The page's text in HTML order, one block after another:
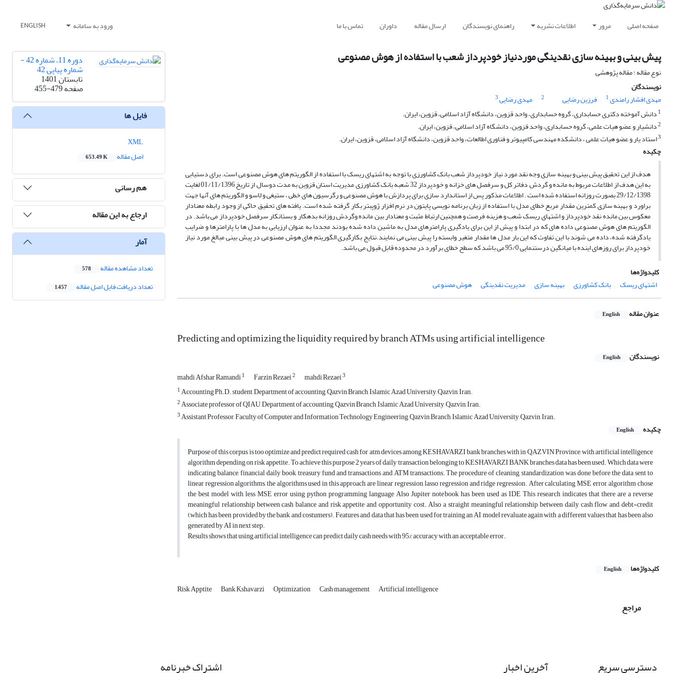
صفحه اصلی مرور اطلاعات نشریه راهنمای نویسندگان ارسال مقاله داوران تماس با ما ورود به سامانه ENGLISH
پیش بینی و بهینه سازی نقدینگی موردنیاز خودپرداز شعب با استفاده از هوش مصنوعی
نوع مقاله : مقاله پژوهشی
نویسندگان
مهدی افشار رامندی1 فرزین رضایی 2 مهدی رضایی3
1 دانش آموخته دکتری حسابداری، گروه حسابداری، واحد قزوین، دانشگاه آزاد اسلامی، قزوین، ایران.
2دانشیار و عضو هیات علمی، گروه حسابداری، واحد قزوین، دانشگاه آزاد اسلامی، قزوین، ایران.
3استاد یار و عضو هیات علمی ، دانشکده مهندسی کامپیوتر و فناوری اطالعات، واحد قزوین، دانشگاه آزاد اسلامی، قزوین، ایران.
چکیده
هدف از این تحقیق پیش بینی و بهینه سازی وجه نقد مورد نیاز خودپرداز شعب بانک کشاورزی با توجه به اشتهای ریسک با استفاده از الگوریتم های هوش مصنوعی است. برای دستیابی
به این هدف از اطلاعات مربوط به مانده و گردش دفاتر کل و سرفصل های خزانه و خودپرداز 32 شعبه بانک کشاورزی مدیریت استان قزوین به مدت دوسال از تاریخ 01/11/1396 لغایت
29/12/1398 بصورت روزانه استفاده شده است . اطلاعات مذکور پس از استاندارد سازی برای پردازش با هوش مصنوعی و رگرسیون های خطی ، ستیغی و لاسو و الگوریتم های آنها جهت
براورد و بهینه سازی کمترین مقدار مربع خطای مدل با استفاده از زبان برنامه نویسی پایتون در نرم افزار ژوپبتر بکار گرفته شده است. یافته های تحقیق حاکی از وجود رابطه معنادار
معکوس بین مانده نقد خودپرداز و اشتهای ریسک شعب و هزینه فرصت و همچنین ارتباط مثبت و معنادار بین مانده وگردش روزانه بدهکار و بستانکار سرفصل خودپرداز می باشد. در
الگوریتم های هوش مصنوعی داده های که در ابتدا و پیش از این برای یادگیری پارامترهای مدل به ماشین داده شده بودند مجددا به عنوان ارزیابی به مدل ها با پارامترها و ضرایب
یادگرفته شده، داده می شوند با این تفاوت که این بار مدل ها مقدار متغیر وابسته را پیش بینی می نمایند.نتایج بکارگیری الگوریتم های هوش مصنوعی در پیش بینی مبالغ مورد نیاز
خودپرداز برای روزهای اینده با میانگین درستنمایی 95/0 می باشد که سطح خطای برآورد در محدوده قابل قبول می باشد.
کلیدواژه‌ها
اشتهای ریسک
بانک کشاورزی بهینه سازی مدیریت نقدینگی هوش مصنوعی
عنوان مقاله English
Predicting and optimizing the liquidity required by branch ATMs using artificial intelligence
نویسندگان English
mahdi Afshar Ramandi1 Farzin Rezaei2 mahdi Rezaei3
1Accounting Ph.D. student, Department of accounting, Qazvin Branch, Islamic Azad University, Qazvin, Iran.
2Associate professor of QIAU, Department of accounting, Qazvin Branch, Islamic Azad University, Qazvin, Iran.
3Assistant Professor, Faculty of Computer and Information Technology Engineering, Qazvin Branch, Islamic Azad University, Qazvin, Iran.
چکیده
English
Purpose of this corpus is too optimize and predict required cash for atm devices among KESHAVARZI bank branches with in QAZVIN Province, with artificial intelligence
algorithm depending on risk appetite. To achieve this purpose 2 years of daily transaction belonging to KESHAVARZI BANK branches data has been used. Which data were
indicating balance, financial daily book, treasury fund and transactions and ATM transactions. The procedure of cleaning, standardization was done before the data sent to
linear regression algorithms, the algorithms used in this approach are linear regression, lasso regression and ridge regression. After calculating MSE error, algorithm chose
the best model with less MSE error using python programming language Also Jupiter notebook has been used as IDE This research indicates that there are a reverse
meaningful relationship between cash balance and risk appetite and opportunity cost. Also a straight meaningful relationship between daily cash flow and debt-credit
(which has been provided by the bank and costumers). Features and data that has been used for training an AI model revaluate again with a different values that has been also
generated by AI in next step.
Results shows that using artificial intelligence can predict daily cash needs with 95% accuracy with an acceptable error.
کلیدواژه‌ها English
Risk Apptite Bank Kshavarzi Optimization Cash management Artificial intelligence
مراجع
دوره 11، شماره 42 -
شماره پیاپی 42
تابستان 1401
صفحه455-479
فایل ها
اصل مقاله
653.49 K
هم رسانی
ارجاع به این مقاله
آمار
تعداد مشاهده مقاله 578
تعداد دریافت فایل اصل مقاله 1,457
دسترسی سریع آخرین اخبار اشتراک خبرنامه